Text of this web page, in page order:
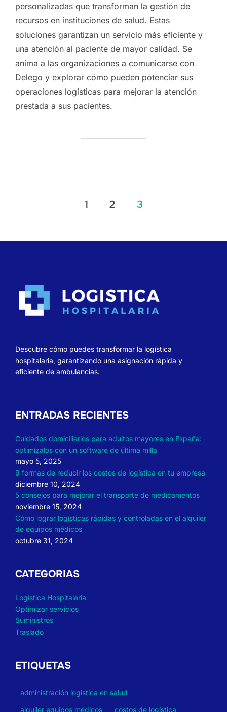
personalizadas que transforman la gestión de
recursos en instituciones de salud. Estas
soluciones garantizan un servicio más eficiente y
una atención al paciente de mayor calidad. Se
anima a las organizaciones a comunicarse con
Delego y explorar cómo pueden potenciar sus
operaciones logísticas para mejorar la atención
prestada a sus pacientes.
de
1 2 3
Descubre cómo puedes transformar la logística
hospitalaria, garantizando una asignación rápida y
eficiente de ambulancias.
ENTRADAS RECIENTES
Cuidados domiciliarios para adultos mayores en España:
optimízalos con un software de última milla
mayo 5, 2025
9 formas de reducir los costos de logística en tu empresa
diciembre 10, 2024
5 consejos para mejorar el transporte de medicamentos
noviembre 15, 2024
Cómo lograr logísticas rápidas y controladas en el alquiler
de equipos médicos
octubre 31, 2024
CATEGORIAS
Logística Hospitalaria
Optimizar servicios
Suministros
Traslado
ETIQUETAS
administración logistica en salud
alquiler equipos médicos
costos de logística